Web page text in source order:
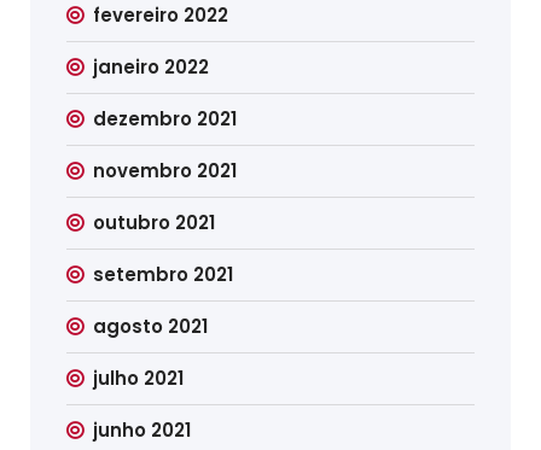
fevereiro 2022
janeiro 2022
dezembro 2021
novembro 2021
outubro 2021
setembro 2021
agosto 2021
julho 2021
junho 2021